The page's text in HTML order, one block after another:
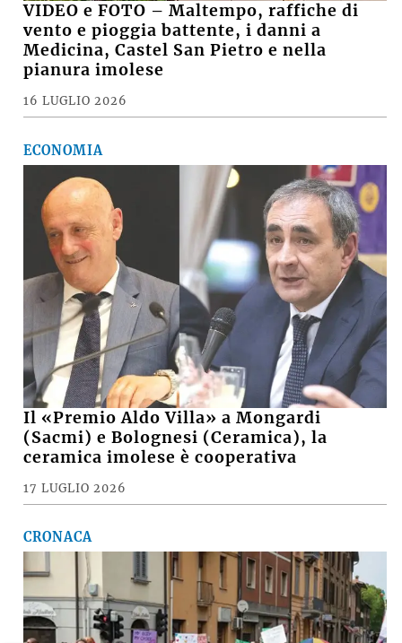
VIDEO e FOTO – Maltempo, raffiche di
vento e pioggia battente, i danni a
Medicina, Castel San Pietro e nella
pianura imolese
16 LUGLIO 2026
ECONOMIA
Il «Premio Aldo Villa» a Mongardi
(Sacmi) e Bolognesi (Ceramica), la
ceramica imolese è cooperativa
17 LUGLIO 2026
CRONACA